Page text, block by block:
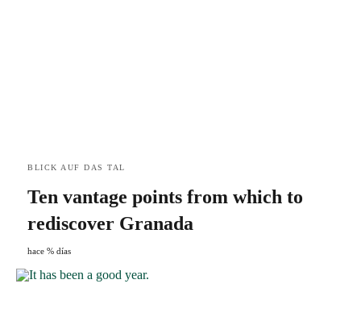
BLICK AUF DAS TAL
Ten vantage points from which to
rediscover Granada
hace % días